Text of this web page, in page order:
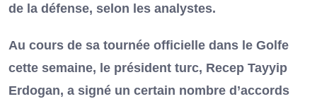
de la défense, selon les analystes.
Au cours de sa tournée officielle dans le Golfe
cette semaine, le président turc, Recep Tayyip
Erdogan, a signé un certain nombre d’accords